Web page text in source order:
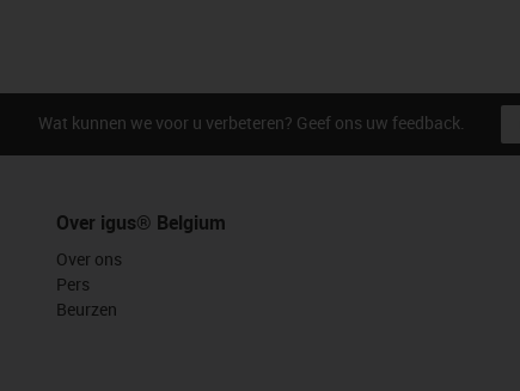
Wat kunnen we voor u verbeteren? Geef ons uw feedback.
Over igus® Belgium
Over ons
Pers
Beurzen